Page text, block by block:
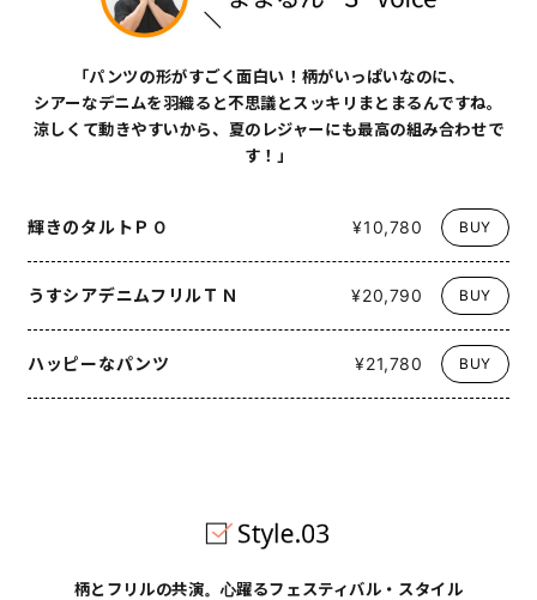
「パンツの形がすごく面白い！柄がいっぱいなのに、
シアーなデニムを羽織ると不思議とスッキリまとまるんですね。
涼しくて動きやすいから、夏のレジャーにも最高の組み合わせで
す！」
輝きのタルトＰＯ ¥10,780 BUY
うすシアデニムフリルＴＮ ¥20,790 BUY
ハッピーなパンツ ¥21,780 BUY
柄とフリルの共演。心躍るフェスティバル・スタイル